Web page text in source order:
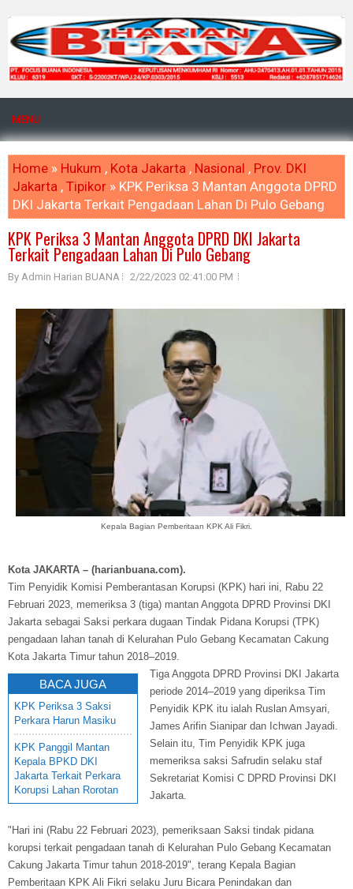
MENU
Home » Hukum , Kota Jakarta , Nasional , Prov. DKI
Jakarta , Tipikor » KPK Periksa 3 Mantan Anggota DPRD
DKI Jakarta Terkait Pengadaan Lahan Di Pulo Gebang
KPK Periksa 3 Mantan Anggota DPRD DKI Jakarta
Terkait Pengadaan Lahan Di Pulo Gebang
By Admin Harian BUANA 2/22/2023 02:41:00 PM
Kepala Bagian Pemberitaan KPK Ali Fikri.
Kota JAKARTA – (harianbuana.com).
Tim Penyidik Komisi Pemberantasan Korupsi (KPK) hari ini, Rabu 22
Februari 2023, memeriksa 3 (tiga) mantan Anggota DPRD Provinsi DKI
Jakarta sebagai Saksi perkara dugaan Tindak Pidana Korupsi (TPK)
pengadaan lahan tanah di Kelurahan Pulo Gebang Kecamatan Cakung
Kota Jakarta Timur tahun 2018–2019.
BACA JUGA
KPK Periksa 3 Saksi
Perkara Harun Masiku
KPK Panggil Mantan
Kepala BPKD DKI
Jakarta Terkait Perkara
Korupsi Lahan Rorotan
Tiga Anggota DPRD Provinsi DKI Jakarta
periode 2014–2019 yang diperiksa Tim
Penyidik KPK itu ialah Ruslan Amsyari,
James Arifin Sianipar dan Ichwan Jayadi.
Selain itu, Tim Penyidik KPK juga
memeriksa saksi Safrudin selaku staf
Sekretariat Komisi C DPRD Provinsi DKI
Jakarta.
"Hari ini (Rabu 22 Februari 2023), pemeriksaan Saksi tindak pidana
korupsi terkait pengadaan tanah di Kelurahan Pulo Gebang Kecamatan
Cakung Jakarta Timur tahun 2018-2019", terang Kepala Bagian
Pemberitaan KPK Ali Fikri selaku Juru Bicara Penindakan dan